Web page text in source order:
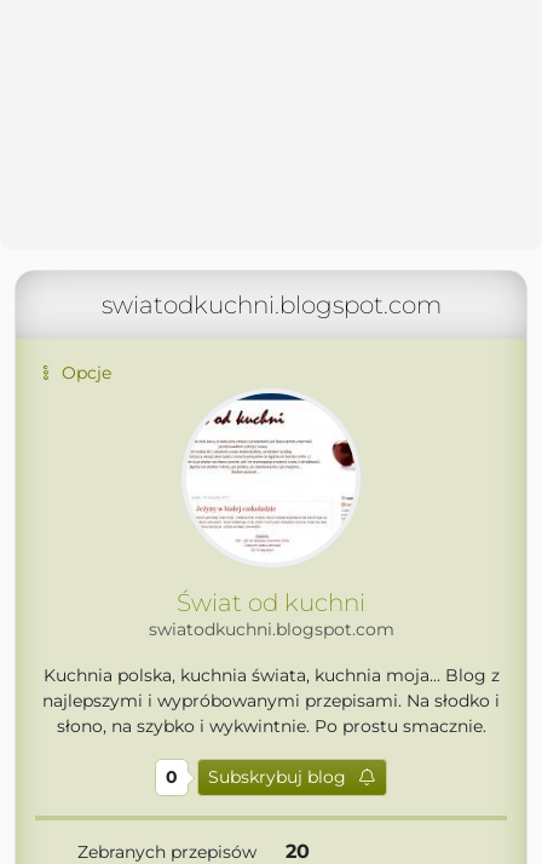
swiatodkuchni.blogspot.com
Opcje
Świat od kuchni
swiatodkuchni.blogspot.com
Kuchnia polska, kuchnia świata, kuchnia moja... Blog z
najlepszymi i wypróbowanymi przepisami. Na słodko i
słono, na szybko i wykwintnie. Po prostu smacznie.
0 Subskrybuj blog
Zebranych przepisów 20